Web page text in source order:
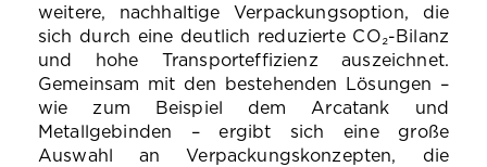
weitere, nachhaltige Verpackungsoption, die
sich durch eine deutlich reduzierte CO₂-Bilanz
und hohe Transporteffizienz auszeichnet.
Gemeinsam mit den bestehenden Lösungen –
wie zum Beispiel dem Arcatank und
Metallgebinden – ergibt sich eine große
Auswahl an Verpackungskonzepten, die